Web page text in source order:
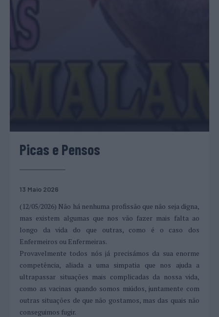
Picas e Pensos
13 Maio 2026
(12/05/2026) Não há nenhuma profissão que não seja digna,
mas existem algumas que nos vão fazer mais falta ao
longo da vida do que outras, como é o caso dos
Enfermeiros ou Enfermeiras.
Provavelmente todos nós já precisámos da sua enorme
competência, aliada a uma simpatia que nos ajuda a
ultrapassar situações mais complicadas da nossa vida,
como as vacinas quando somos miúdos, juntamente com
outras situações de que não gostamos, mas das quais não
conseguimos fugir.